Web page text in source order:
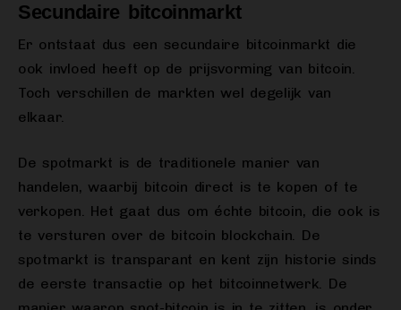
Secundaire bitcoinmarkt
Er ontstaat dus een secundaire bitcoinmarkt die
ook invloed heeft op de prijsvorming van bitcoin.
Toch verschillen de markten wel degelijk van
elkaar.
De spotmarkt is de traditionele manier van
handelen, waarbij bitcoin direct is te kopen of te
verkopen. Het gaat dus om échte bitcoin, die ook is
te versturen over de bitcoin blockchain. De
spotmarkt is transparant en kent zijn historie sinds
de eerste transactie op het bitcoinnetwerk. De